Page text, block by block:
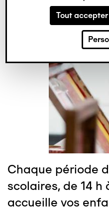
Tout accepter
Chaque période
scolaires, de 14 h
accueille vos